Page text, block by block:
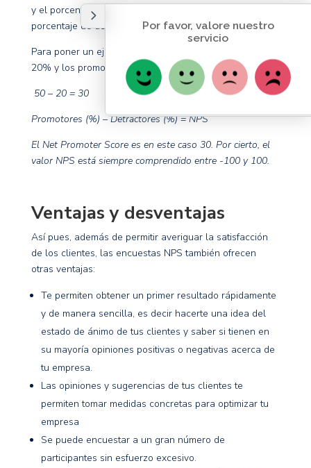
y el porcentaje de detractores. Luego, se deduce el
porcentaje de detractores del porcentaje de promotores.
Para poner un ejemplo, si los detractores representan el
20% y los promotores el 50%, el NPS se calcula así:
50 – 20 = 30
Promotores (%) – Detractores (%) = NPS
El Net Promoter Score es en este caso 30. Por cierto, el
valor NPS está siempre comprendido entre -100 y 100.
Ventajas y desventajas
Así pues, además de permitir averiguar la satisfacción
de los clientes, las encuestas NPS también ofrecen
otras ventajas:
Te permiten obtener un primer resultado rápidamente
y de manera sencilla, es decir hacerte una idea del
estado de ánimo de tus clientes y saber si tienen en
su mayoría opiniones positivas o negativas acerca de
tu empresa.
Las opiniones y sugerencias de tus clientes te
permiten tomar medidas concretas para optimizar tu
empresa
Se puede encuestar a un gran número de
participantes sin esfuerzo excesivo.